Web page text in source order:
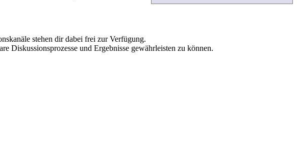
stehen dir dabei frei zur Verfügung.
Diskussionsprozesse und Ergebnisse gewährleisten zu können.